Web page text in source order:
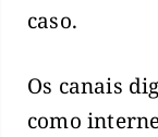
caso.
Os canais
como